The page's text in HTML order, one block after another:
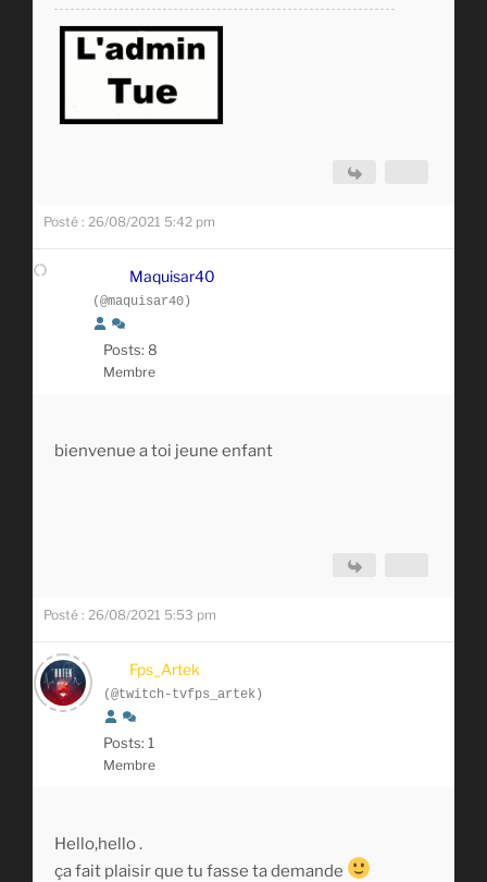
Posté : 26/08/2021 5:42 pm
Maquisar40
(@maquisar40)
Posts: 8
Membre
bienvenue a toi jeune enfant
Posté : 26/08/2021 5:53 pm
Fps_Artek
(@twitch-tvfps_artek)
Posts: 1
Membre
Hello,hello .
ça fait plaisir que tu fasse ta demande